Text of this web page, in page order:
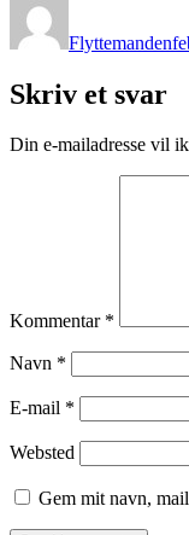
Flyttemanden
Skriv et svar
Din e-mailadresse vil
Kommentar *
Navn *
E-mail *
Websted
Gem mit navn,